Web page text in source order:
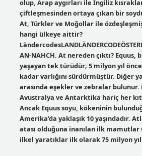
olup, Arap aygırları ile İngiliz
çiftleşmesinden ortaya çıkan bir
At, Türkler ve Moğollar ile
hangi ülkeye aittir?
AN-NAHCH. At nereden çıktı?
yaşayan tek türüdür; 5 milyon yıl
kadar varlığını sürdürmüştür. Diğer
arasında eşekler ve zebralar bulunur.
Avustralya ve Antarktika hariç her
Ancak Equus soyu, kökeninin
Amerika’da yaklaşık 10 yaşındadır.
atası olduğuna inanılan ilk mamutlar
ilkel yaratıklar ilk olarak 75 milyon